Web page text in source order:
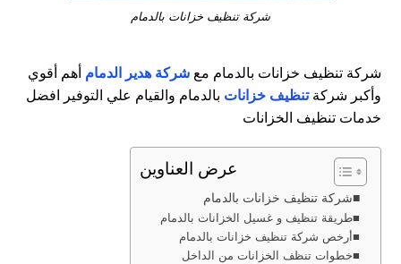
شركة تنظيف خزانات بالدمام
شركة تنظيف خزانات بالدمام معشركة هدير الدمام أهم أقوي
وأكبر شركةتنظيف خزانات بالدمام والقيام علي التوفير افضل
خدمات تنظيف الخزانات
عرض العناوين
شركة تنظيف خزانات بالدمام
طريقة تنظيف و غسيل الخزانات بالدمام
أرخص شركة تنظيف خزانات بالدمام
خطوات تنظف الخزانات من الداخل